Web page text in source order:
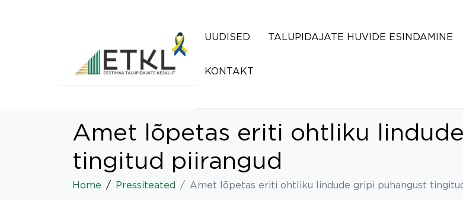
UUDISED TALUPIDAJATE HUVIDE ESINDAMINE
KONTAKT
Amet lõpetas eriti ohtliku
tingitud piirangud
Home Pressiteated Amet lõpetas eriti ohtliku lindude gripi puhangust